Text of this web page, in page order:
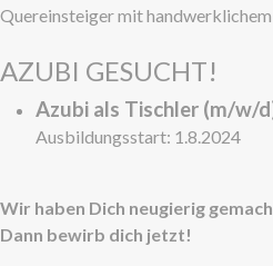
Quereinsteiger mit
AZUBI GESUCHT!
Azubi als Tischler (m/w/
Ausbildungsstart: 1.8.2024
Wir haben Dich neugierig
Dann bewirb dich jetzt!